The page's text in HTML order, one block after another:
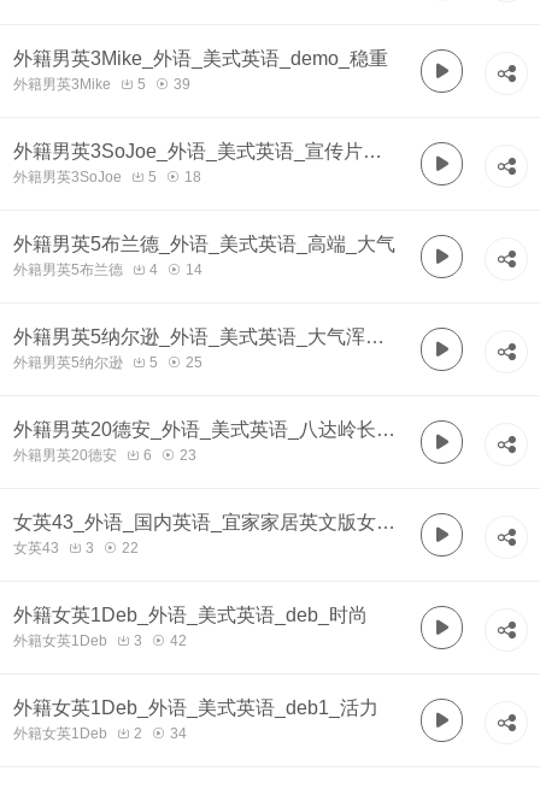
外籍男英3Mike_外语_美式英语_demo_稳重
外籍男英3Mike 5 39
外籍男英3SoJoe_外语_美式英语_宣传片类_
沉稳
外籍男英3SoJoe 5 18
外籍男英5布兰德_外语_美式英语_高端_大气
外籍男英5布兰德 4 14
外籍男英5纳尔逊_外语_美式英语_大气浑厚
宣传_浑厚
外籍男英5纳尔逊 5 25
外籍男英20德安_外语_美式英语_八达岭长城
_浑厚
外籍男英20德安 6 23
女英43_外语_国内英语_宜家家居英文版女_
年轻
女英43 3 22
外籍女英1Deb_外语_美式英语_deb_时尚
外籍女英1Deb 3 42
外籍女英1Deb_外语_美式英语_deb1_活力
外籍女英1Deb 2 34